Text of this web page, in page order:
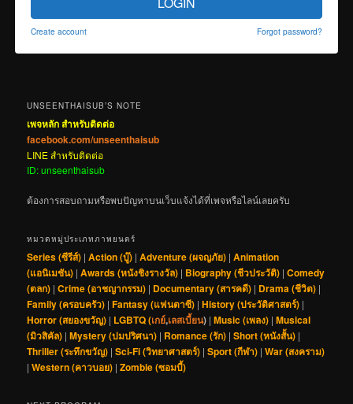
Create account Forgot password?
UNSEENTHAISUB’S NOTE
เพจหลัก สำหรับติดต่อ
facebook.com/unseenthaisub
LINE สำหรับติดต่อ
ID: unseenthaisub
ต้องการสอบถามหรือพบปัญหาบนเว็บแจ้งได้ที่เพจหรือไลน์เลยครับ
หมวดหมู่ประเภทภาพยนตร์
Series (ซีรีส์) |Action (บู๊) |Adventure (ผจญภัย) |Animation
(แอนิเมชัน) |Awards (หนังชิงรางวัล) | Biography (ชีวประวัติ) |Comedy
(ตลก) |Crime (อาชญากรรม) | Documentary (สารคดี) | Drama (ชีวิต) |
Family (ครอบครัว) |Fantasy (แฟนตาซี) |History (ประวัติศาสตร์) |
Horror (สยองขวัญ) | LGBTQ (เกย์,เลสเบี้ยน) |Music (เพลง) |Musical
(มิวสิคัล) |Mystery (ปมปริศนา) | Romance (รัก) |Short (หนังสั้น) |
Thriller (ระทึกขวัญ) |Sci-Fi (วิทยาศาสตร์) |Sport (กีฬา) |War (สงคราม)
|Western (คาวบอย) |Zombie (ซอมบี้)